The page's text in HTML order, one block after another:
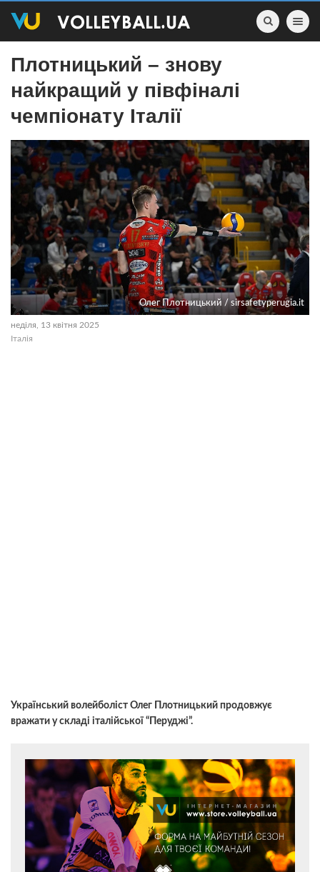
Toggle
Плотницький – знову
найкращий у півфіналі
чемпіонату Італії
Олег Плотницький / sirsafetyperugia.it
неділя, 13 квітня 2025
Італія
Український волейболіст Олег Плотницький продовжує
вражати у складі італійської “Перуджі”.